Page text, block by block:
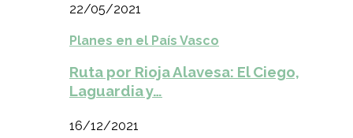
22/05/2021
Planes en el País Vasco
Ruta por Rioja Alavesa: El Ciego,
Laguardia y…
16/12/2021